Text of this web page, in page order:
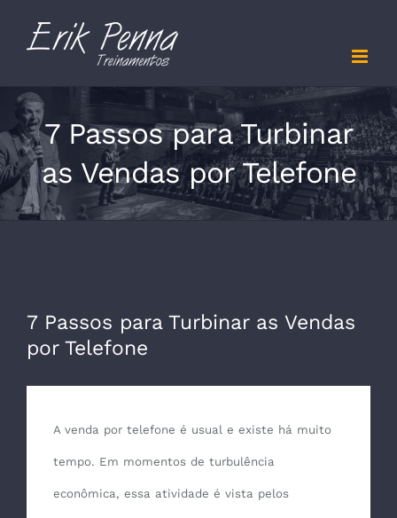
7 Passos para Turbinar
as Vendas por Telefone
7 Passos para Turbinar as Vendas
por Telefone
A venda por telefone é usual e existe há muito
tempo. Em momentos de turbulência
econômica, essa atividade é vista pelos